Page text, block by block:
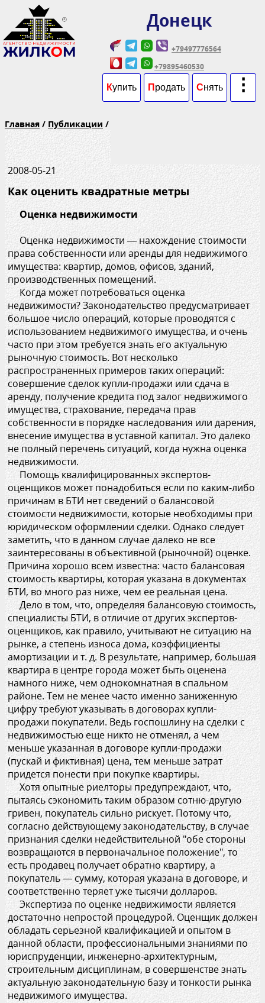
Донецк
+79497776564
+79895460530
Купить П родать Снять ⋮
Главная / Публикации /
2008-05-21
Как оценить квадратные метры
Оценка недвижимости
Оценка недвижимости — нахождение стоимости
права собственности или аренды для недвижимого
имущества: квартир, домов, офисов, зданий,
производственных помещений.
Когда может потребоваться оценка
недвижимости? Законодательство предусматривает
большое число операций, которые проводятся с
использованием недвижимого имущества, и очень
часто при этом требуется знать его актуальную
рыночную стоимость. Вот несколько
распространенных примеров таких операций:
совершение сделок купли-продажи или сдача в
аренду, получение кредита под залог недвижимого
имущества, страхование, передача прав
собственности в порядке наследования или дарения,
внесение имущества в уставной капитал. Это далеко
не полный перечень ситуаций, когда нужна оценка
недвижимости.
Помощь квалифицированных экспертов-
оценщиков может понадобиться если по каким-либо
причинам в БТИ нет сведений о балансовой
стоимости недвижимости, которые необходимы при
юридическом оформлении сделки. Однако следует
заметить, что в данном случае далеко не все
заинтересованы в объективной (рыночной) оценке.
Причина хорошо всем известна: часто балансовая
стоимость квартиры, которая указана в документах
БТИ, во много раз ниже, чем ее реальная цена.
Дело в том, что, определяя балансовую стоимость,
специалисты БТИ, в отличие от других экспертов-
оценщиков, как правило, учитывают не ситуацию на
рынке, а степень износа дома, коэффициенты
амортизации и т. д. В результате, например, большая
квартира в центре города может быть оценена
намного ниже, чем однокомнатная в спальном
районе. Тем не менее часто именно заниженную
цифру требуют указывать в договорах купли-
продажи покупатели. Ведь госпошлину на сделки с
недвижимостью еще никто не отменял, а чем
меньше указанная в договоре купли-продажи
(пускай и фиктивная) цена, тем меньше затрат
придется понести при покупке квартиры.
Хотя опытные риелторы предупреждают, что,
пытаясь сэкономить таким образом сотню-другую
гривен, покупатель сильно рискует. Потому что,
согласно действующему законодательству, в случае
признания сделки недействительной "обе стороны
возвращаются в первоначальное положение", то
есть продавец получает обратно квартиру, а
покупатель — сумму, которая указана в договоре, и
соответственно теряет уже тысячи долларов.
Экспертиза по оценке недвижимости является
достаточно непростой процедурой. Оценщик должен
обладать серьезной квалификацией и опытом в
данной области, профессиональными знаниями по
юриспруденции, инженерно-архитектурным,
строительным дисциплинам, в совершенстве знать
актуальную законодательную базу и тонкости рынка
недвижимого имущества.